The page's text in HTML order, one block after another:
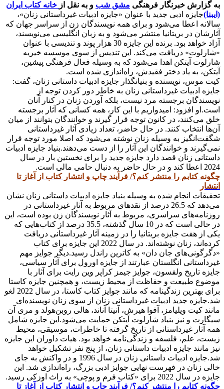
به گزارش خبرنگار فرهنگی مشق شب و به نقل از خانه کتاب ایران
(ایبنا)جایزه ادبی جدید با عنوان «جایزه ادبیات غیرداستانی زنان»،
سالانه اعطا می‌شود و برای همه نویسندگان زن از سراسر جهان که
آثارشان در بریتانیا منتشر می‌شود و به زبان انگلیسی می‌نویسند،
آزاد خواهد بود. برنده این جایزه 30 هزار پوند و تندیسی با عنوان
«شارلوت» دریافت می‌کند. این تندیس از سوی موسسه خیریه
شارلوت آیتکن اهدا می‌شود که به وسیله فعال فرهنگی پیشین،
آیتکن، به یاد دختر فقیدش، راه‌اندازی شده است.
کیت موس، نویسنده و بنیانگذار جایزه ادبیات داستانی زنان، گفت:
جایزه ادبیات غیرداستانی زنان به خاطر دور کردن توجه از
نویسندگان برجسته مرد نیست، بلکه آوردن زنان در کنار آنان
است.او افزود: امیدواریم با این کار، همه کسانی که آثار برجسته
خلق می‌کنند، در کانون توجه قرار گیرند و خوانندگان بتوانند از میان
آن‌ها انتخاب کنند. در حال حاضر، تعداد زیادی آثار غیرداستانی
شگفت‌انگیز به وسیله زنان نوشته می‌شود که اصلا مورد توجه قرار
نمی‌گیرند و خوانندگان این آثار را از دست می‌دهند.بنیاد جایزه ادبیات
داستانی زنان قصد دارد جایزه جدید را برای نخستین بار در سال
2024 اعطا کند و در حال حاضر به دنبال حامی مالی است.
چگونه کتابم را منتشر کنم؟/ فرآیند چاپ و انتشار کتاب از آغاز تا
انتشار
تحقیقات انجام شده به وسیله بنیاد جایزه ادبیات داستانی زنان نشان
می‌دهد که 26.5 درصد از نقدهای مربوط به آثار غیرداستانی در
روزنامه‌های سراسری، مربوط به آثار نویسندگان زن بوده است، این
در حالی است که در 10 سال گذشته، 35.5 درصد از کتاب‌هایی که
یکی از هفت جایزه بریتانیا را در زمینه آثار غیرداستانی دریافت
کرده‌اند، زنان نوشته‌اند. در سال 2022 این جایزه برای کتاب
«دگرگونی‌های جان دان» به کاترین راندل رسید.دیگر جوایز مهم
غیرداستانی انگلستان عبارتند از جایزه اورول برای آثار سیاسی،
جایزه تاریخ ولفسون، جوایز جیمز کراپر وین رایت برای آثار با
موضوع طبیعت و حفاظت از محیط زیست، و همچنین جایزه کاستا
برای بهترین زندگینامه که مانند جوایز کتاب کاستا، در سال 2022 لغو
شد.جایزه جدید ادبیات غیرداستانی زنان از سوی زنان نویسنده‌ای
مانند کیت ویلیامز، آفوا هیرش، آنیتا آناند، هالی روبن‌هولد و مری آن
سیگارت و نیز بنیاد شارلوت آیتکن حمایت می‌شود.این جایزه شامل
همه آثار غیرداستانی از تاریخ گرفته تا خاطرات، موسیقی، محیط
زیست، علم، فلسفه و زندگی‌نامه خواهد بود. هیات داوران این جایزه
نیز مانند جایزه ادبیات داستانی زنان، از پنج نفر تشکیل خواهد
شد.جایزه ادبیات داستانی زنان در سال 1996 و در واکنش به جای
خالی زنان در فهرست نهایی جوایز ادبی بزرگ، راه‌اندازی شد. این
جایزه در سال 2022 برای «کتاب فرم و پوچی» به راث اوزکی رسید.
چگونه کتابم را منتشر کنم؟/ فرآیند چاپ و انتشار کتاب از آغاز تا